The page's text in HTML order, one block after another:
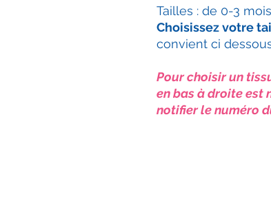
Tailles : de 0-3
Choisissez votre
convient ci
Pour choisir un
en bas à droite est
notifier le numéro